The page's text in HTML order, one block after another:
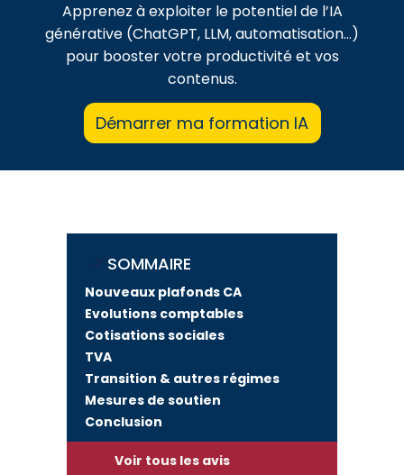
Apprenez à exploiter le potentiel de l’IA
générative (ChatGPT, LLM, automatisation…)
pour booster votre productivité et vos
contenus.
Démarrer ma formation IA
SOMMAIRE
Nouveaux plafonds CA
Evolutions comptables
Cotisations sociales
TVA
Transition & autres régimes
Mesures de soutien
Conclusion
Voir tous les avis